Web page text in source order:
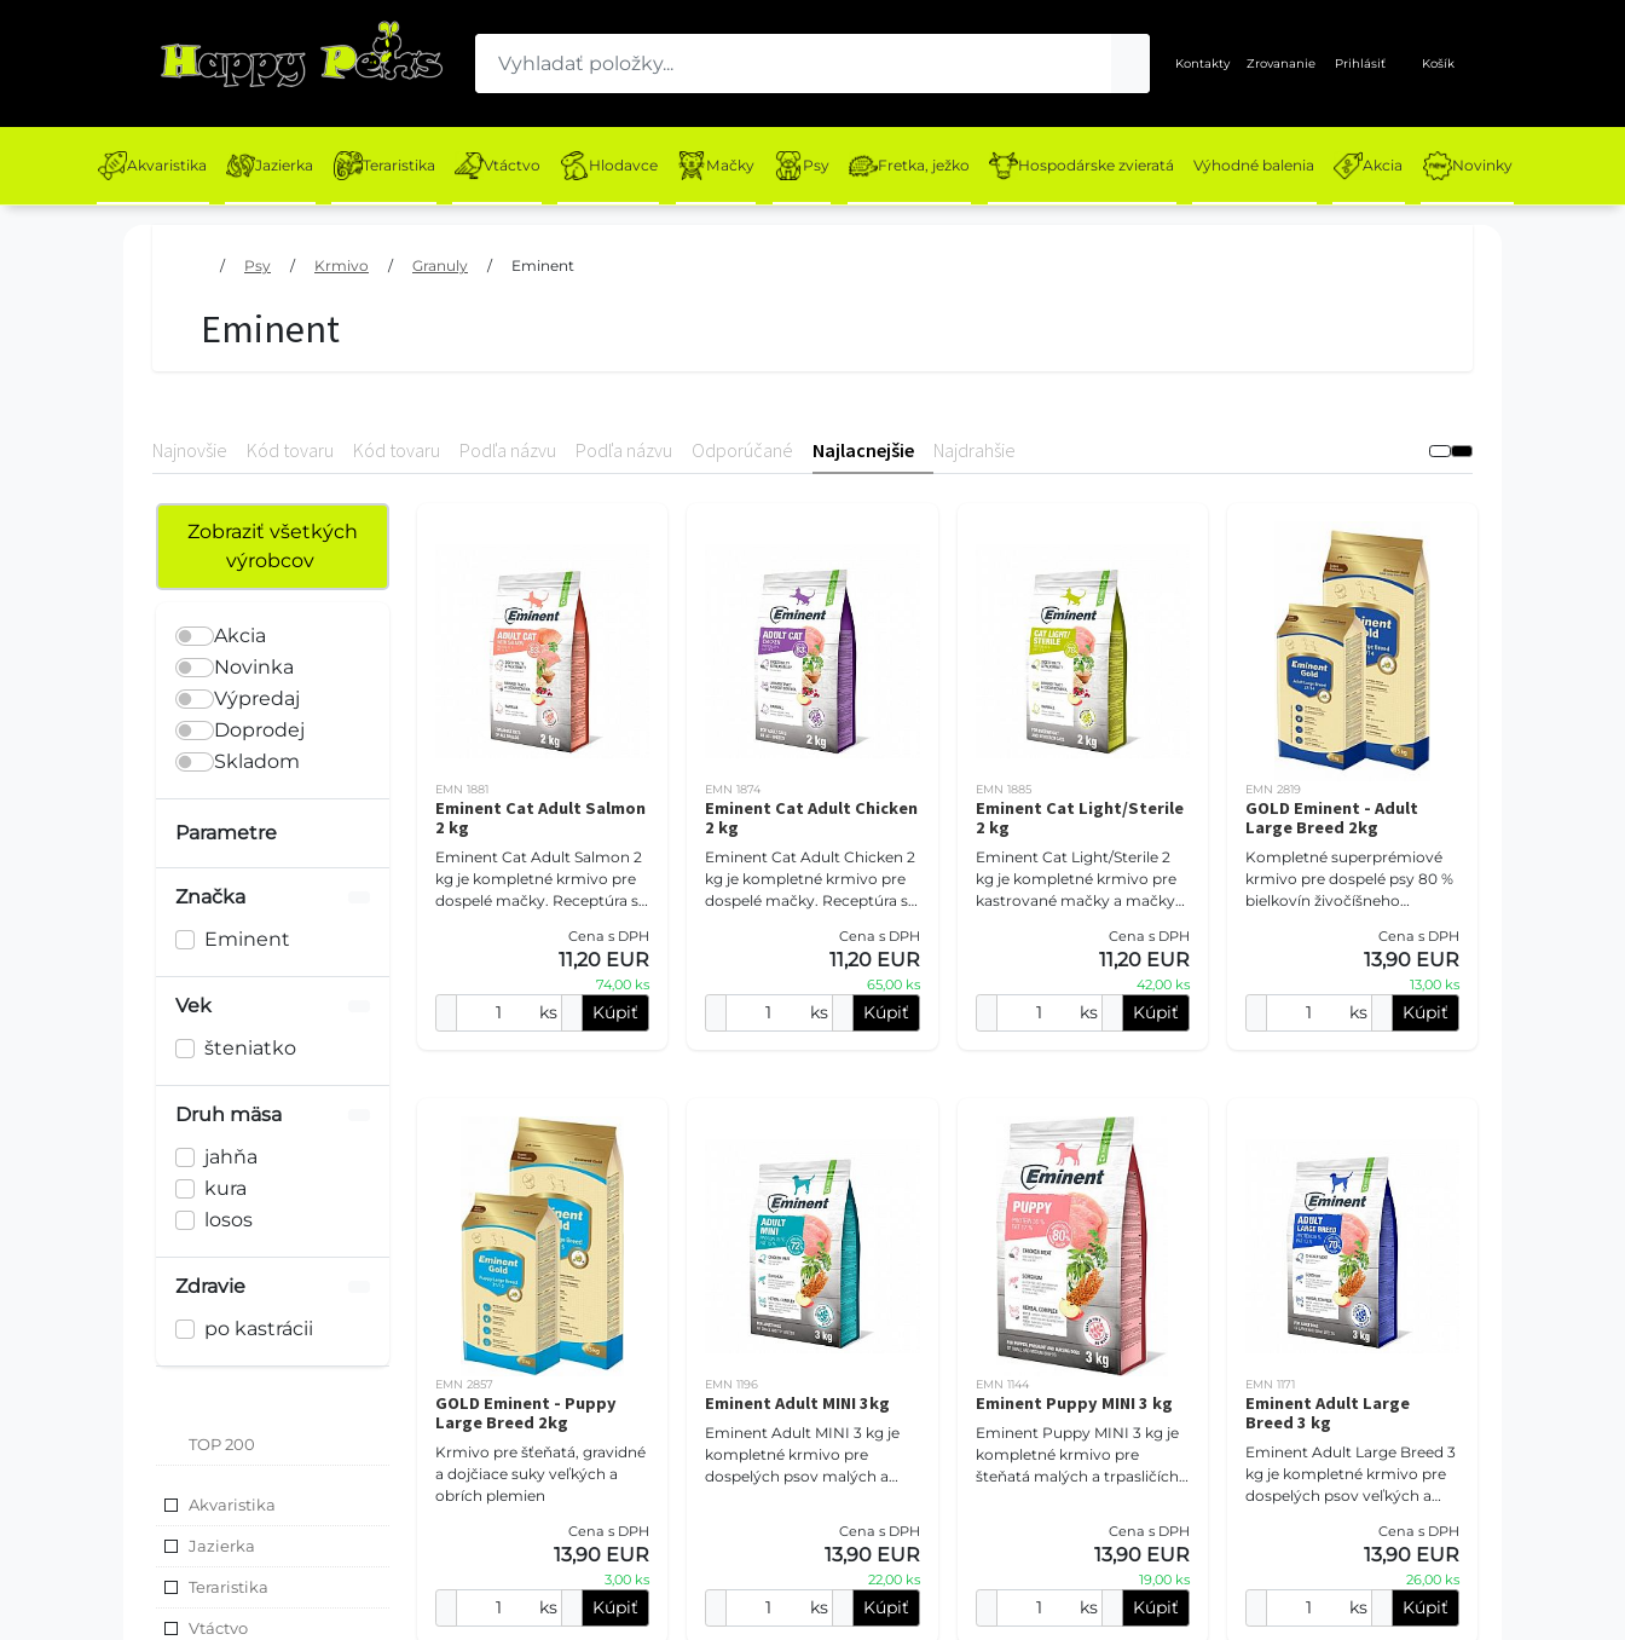
Kontakty Zrovananie Prihlásiť Košík
Akvaristika Jazierka Teraristika Vtáctvo Hlodavce Mačky Psy Fretka, ježko Hospodárske zvieratá Výhodné balenia Akcia Novinky
/ Psy / Krmivo / Granuly / Eminent
Eminent
Najnovšie Kód tovaru Kód tovaru Podľa názvu Podľa názvu Odporúčané Najlacnejšie Najdrahšie
Zobraziť všetkých
výrobcov
Akcia
Novinka
Výpredaj
Doprodej
Skladom
Parametre
Značka
Eminent
Vek
šteniatko
Druh mäsa
jahňa
kura
losos
Zdravie
po kastrácii
TOP 200
Akvaristika
Jazierka
Teraristika
Vtáctvo
EMN 1881
Eminent Cat Adult Salmon
2 kg
Eminent Cat Adult Salmon 2
kg je kompletné krmivo pre
dospelé mačky. Receptúra s
bielkovín, 14 % tukov,
lososovým olejom, t
Cena s DPH
11,20 EUR
74,00 ks
ks Kúpiť
EMN 1874
Eminent Cat Adult Chicken
2 kg
Eminent Cat Adult Chicken 2
kg je kompletné krmivo pre
dospelé mačky. Receptúra s
bielkovín, 14 % tukov,
taurínom, brusnica
Cena s DPH
11,20 EUR
65,00 ks
ks Kúpiť
EMN 1885
Eminent Cat Light/Sterile
2 kg
Eminent Cat Light/Sterile 2
kg je kompletné krmivo pre
kastrované mačky a mačky
Receptúra s 28 % hydinovej
múčky, L-karnitínom,
Cena s DPH
11,20 EUR
42,00 ks
ks Kúpiť
EMN 2819
GOLD Eminent - Adult
Large Breed 2kg
Kompletné superprémiové
krmivo pre dospelé psy 80 %
bielkovín živočíšneho
Cena s DPH
13,90 EUR
13,00 ks
ks Kúpiť
EMN 2857
GOLD Eminent - Puppy
Large Breed 2kg
Krmivo pre šťeňatá, gravidné
a dojčiace suky veľkých a
obrích plemien
Cena s DPH
13,90 EUR
3,00 ks
ks Kúpiť
EMN 1196
Eminent Adult MINI 3kg
Eminent Adult MINI 3 kg je
kompletné krmivo pre
dospelých psov malých a
ako Eminent Adult, no s
Cena s DPH
13,90 EUR
22,00 ks
ks Kúpiť
EMN 1144
Eminent Puppy MINI 3 kg
Eminent Puppy MINI 3 kg je
kompletné krmivo pre
šteňatá malých a trpasličích
hydinovej múčky, preb
Cena s DPH
13,90 EUR
19,00 ks
ks Kúpiť
EMN 1171
Eminent Adult Large
Breed 3 kg
Eminent Adult Large Breed 3
kg je kompletné krmivo pre
dospelých psov veľkých a
25 % bielkovín a 13 % tukov,
Cena s DPH
13,90 EUR
26,00 ks
ks Kúpiť